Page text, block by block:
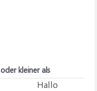
kleiner als
Hallo